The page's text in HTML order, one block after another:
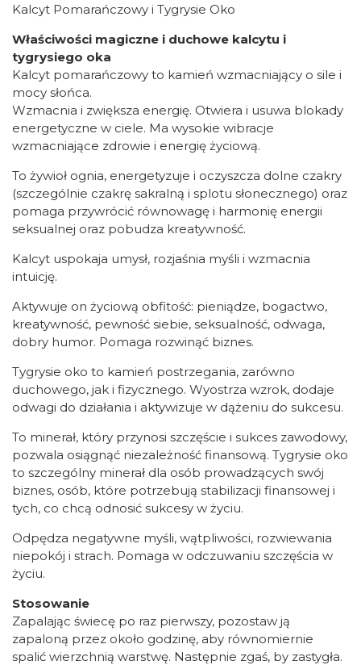
Kalcyt Pomarańczowy i Tygrysie Oko
Właściwości magiczne i duchowe kalcytu i
tygrysiego oka
Kalcyt pomarańczowy to kamień wzmacniający o sile i
mocy słońca.
Wzmacnia i zwiększa energię. Otwiera i usuwa blokady
energetyczne w ciele. Ma wysokie wibracje
wzmacniające zdrowie i energię życiową.
To żywioł ognia, energetyzuje i oczyszcza dolne czakry
(szczególnie czakrę sakralną i splotu słonecznego) oraz
pomaga przywrócić równowagę i harmonię energii
seksualnej oraz pobudza kreatywność.
Kalcyt uspokaja umysł, rozjaśnia myśli i wzmacnia
intuicję.
Aktywuje on życiową obfitość: pieniądze, bogactwo,
kreatywność, pewność siebie, seksualność, odwaga,
dobry humor. Pomaga rozwinąć biznes.
Tygrysie oko to kamień postrzegania, zarówno
duchowego, jak i fizycznego. Wyostrza wzrok, dodaje
odwagi do działania i aktywizuje w dążeniu do sukcesu.
To minerał, który przynosi szczęście i sukces zawodowy,
pozwala osiągnąć niezależność finansową. Tygrysie oko
to szczególny minerał dla osób prowadzących swój
biznes, osób, które potrzebują stabilizacji finansowej i
tych, co chcą odnosić sukcesy w życiu.
Odpędza negatywne myśli, wątpliwości, rozwiewania
niepokój i strach. Pomaga w odczuwaniu szczęścia w
życiu.
Stosowanie
Zapalając świecę po raz pierwszy, pozostaw ją
zapaloną przez około godzinę, aby równomiernie
spalić wierzchnią warstwę. Następnie zgaś, by zastygła.